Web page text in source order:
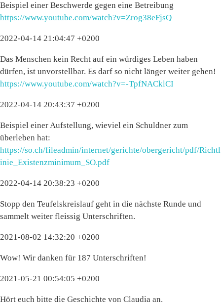
Beispiel einer Beschwerde gegen eine Betreibung
https://www.youtube.com/watch?v=Zrog38eFjsQ
2022-04-14 21:04:47 +0200
Das Menschen kein Recht auf ein würdiges Leben haben
dürfen, ist unvorstellbar. Es darf so nicht länger weiter gehen!
https://www.youtube.com/watch?v=-TpfNACklCI
2022-04-14 20:43:37 +0200
Beispiel einer Aufstellung, wieviel ein Schuldner zum
überleben hat:
https://so.ch/fileadmin/internet/gerichte/obergericht/pdf/Richtl
inie_Existenzminimum_SO.pdf
2022-04-14 20:38:23 +0200
Stopp den Teufelskreislauf geht in die nächste Runde und
sammelt weiter fleissig Unterschriften.
2021-08-02 14:32:20 +0200
Wow! Wir danken für 187 Unterschriften!
2021-05-21 00:54:05 +0200
Hört euch bitte die Geschichte von Claudia an.